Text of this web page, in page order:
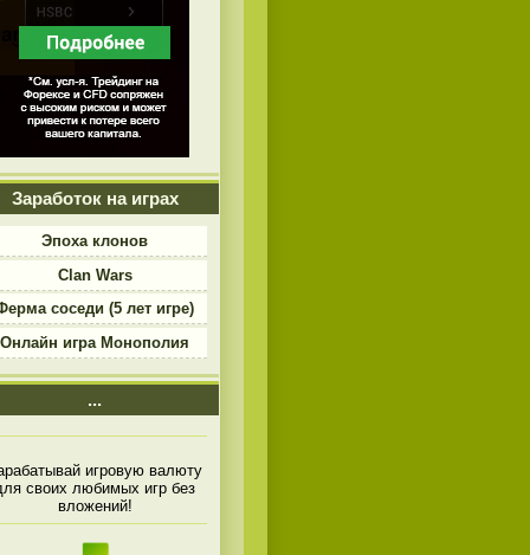
Заработок на играх
Эпоха клонов
Clan Wars
соседи (5 лет игре)
Онлайн игра Монополия
...
игровую валюту
своих любимых игр без
вложений!